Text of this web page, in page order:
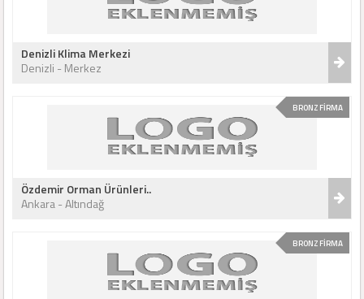
Denizli Klima Merkezi
Denizli - Merkez
BRONZ FİRMA
Özdemir Orman Ürünleri..
Ankara - Altındağ
BRONZ FİRMA